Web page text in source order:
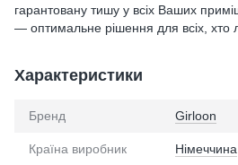
гарантовану тишу у всіх Ваших
— оптимальне рішення для всіх, хто
Характеристики
Бренд Girloon
Країна виробник Німеччина